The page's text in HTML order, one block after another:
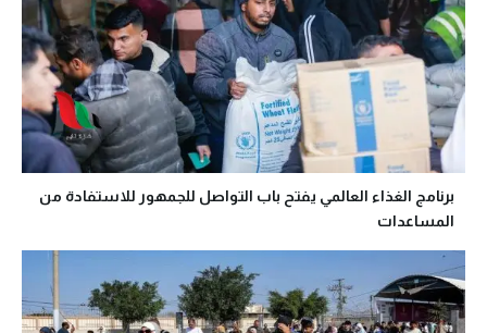
برنامج الغذاء العالمي يفتح باب التواصل للجمهور للاستفادة من
المساعدات